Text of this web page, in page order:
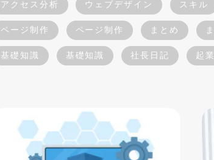
アクセス分析 ウェブデザイン スキル
ページ制作 ページ制作 まとめ
基礎知識 基礎知識 社長日記 起